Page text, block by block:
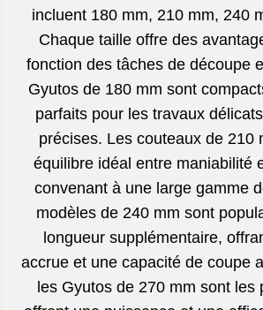
incluent 180 mm, 210 mm, 240
Chaque taille offre des
fonction des tâches de découpe
Gyutos de 180 mm sont
parfaits pour les travaux
précises. Les couteaux de 210
équilibre idéal entre maniabilité
convenant à une large gamme
modèles de 240 mm sont
longueur supplémentaire,
accrue et une capacité de coupe
les Gyutos de 270 mm sont les